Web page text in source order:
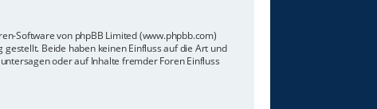
Software von phpBB Limited (www.phpbb.com)
Beide haben keinen Einfluss auf die Art und
oder auf Inhalte fremder Foren Einfluss